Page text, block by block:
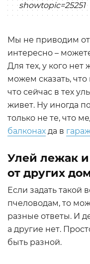
showtopic=25251
Мы не приводим
интересно –
Для тех, у кого нет
можем сказать,
что сейчас в тех
живет. Ну иногда
только не те, что
балконах да в
Улей лежак и
от других
Если задать
пчеловодам, то
разные ответы. И
а другие нет.
быть разной.